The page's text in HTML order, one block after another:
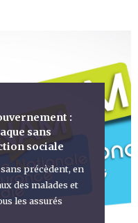
:
sans
sociale
précèdent, en
des malades et
les assurés